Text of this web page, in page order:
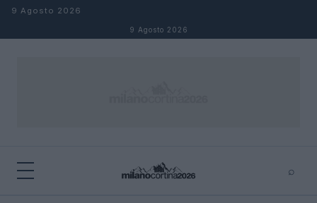
Salta al contenuto
9 Agosto 2026
9 Agosto 2026
⌕